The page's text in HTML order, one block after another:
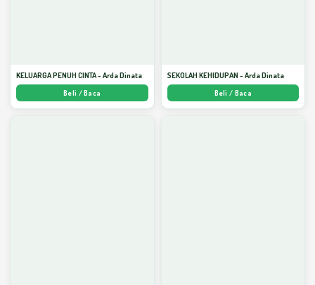
KELUARGA PENUH CINTA - Arda Dinata
Beli / Baca
SEKOLAH KEHIDUPAN - Arda Dinata
Beli / Baca